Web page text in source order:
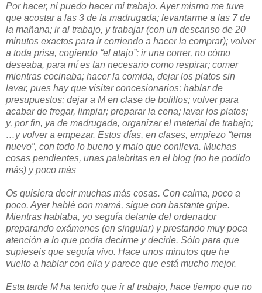
Por hacer, ni puedo hacer mi trabajo. Ayer mismo me tuve
que acostar a las 3 de la madrugada; levantarme a las 7 de
la mañana; ir al trabajo, y trabajar (con un descanso de 20
minutos exactos para ir corriendo a hacer la comprar); volver
a toda prisa, cogiendo “el atajo”; ir una correr, no cómo
deseaba, para mí es tan necesario como respirar; comer
mientras cocinaba; hacer la comida, dejar los platos sin
lavar, pues hay que visitar concesionarios; hablar de
presupuestos; dejar a M en clase de bolillos; volver para
acabar de fregar, limpiar; preparar la cena; lavar los platos;
y, por fin, ya de madrugada, organizar el material de trabajo;
…y volver a empezar. Estos días, en clases, empiezo “tema
nuevo”, con todo lo bueno y malo que conlleva. Muchas
cosas pendientes, unas palabritas en el blog (no he podido
más) y poco más
Os quisiera decir muchas más cosas. Con calma, poco a
poco. Ayer hablé con mamá, sigue con bastante gripe.
Mientras hablaba, yo seguía delante del ordenador
preparando exámenes (en singular) y prestando muy poca
atención a lo que podía decirme y decirle. Sólo para que
supieseis que seguía vivo. Hace unos minutos que he
vuelto a hablar con ella y parece que está mucho mejor.
Esta tarde M ha tenido que ir al trabajo, hace tiempo que no